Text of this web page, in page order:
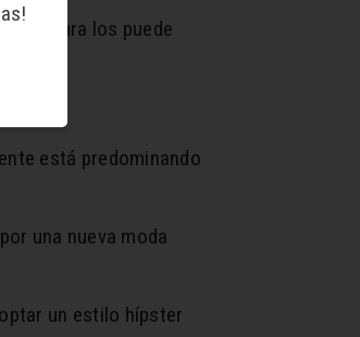
estura los puede
está predominando
una nueva moda
un estilo hípster